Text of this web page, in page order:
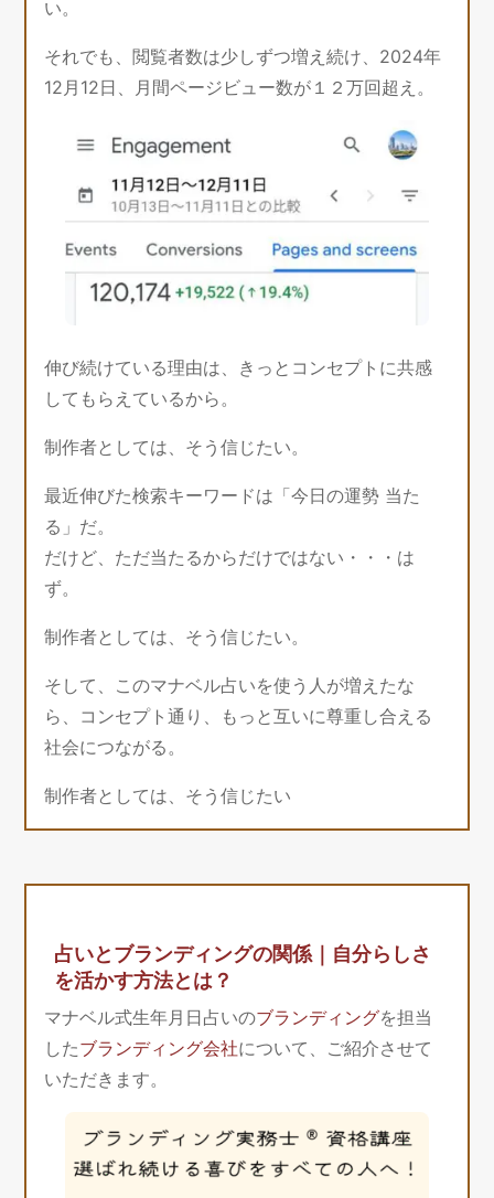
い。
それでも、閲覧者数は少しずつ増え続け、2024年
12月12日、月間ページビュー数が１２万回超え。
伸び続けている理由は、きっとコンセプトに共感
してもらえているから。
制作者としては、そう信じたい。
最近伸びた検索キーワードは「今日の運勢 当た
る」だ。
だけど、ただ当たるからだけではない・・・は
ず。
制作者としては、そう信じたい。
そして、このマナベル占いを使う人が増えたな
ら、コンセプト通り、もっと互いに尊重し合える
社会につながる。
制作者としては、そう信じたい
占いとブランディングの関係｜自分らしさ
を活かす方法とは？
マナベル式生年月日占いのブランディングを担当
したブランディング会社について、ご紹介させて
いただきます。